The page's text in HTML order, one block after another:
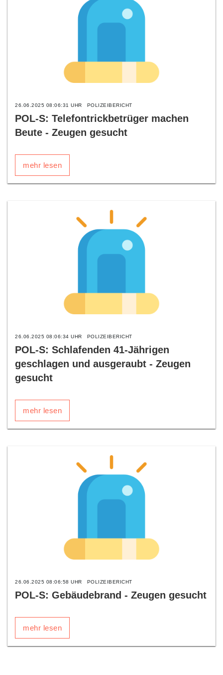
26.06.2025 08:06:31 UHR POLIZEIBERICHT
POL-S: Telefontrickbetrüger machen
Beute - Zeugen gesucht
mehr lesen
26.06.2025 08:06:34 UHR POLIZEIBERICHT
POL-S: Schlafenden 41-Jährigen
geschlagen und ausgeraubt - Zeugen
gesucht
mehr lesen
26.06.2025 08:06:58 UHR POLIZEIBERICHT
POL-S: Gebäudebrand - Zeugen gesucht
mehr lesen